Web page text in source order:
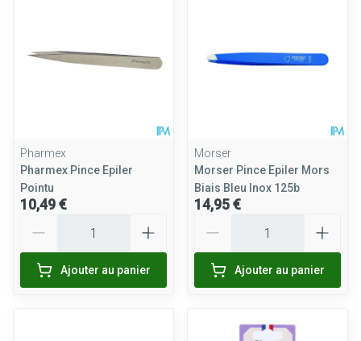
Pharmex
Pharmex Pince Epiler
Pointu
10,49 €
Ajouter au panier
Morser
Morser Pince Epiler Mors
Biais Bleu Inox 125b
14,95 €
Ajouter au panier